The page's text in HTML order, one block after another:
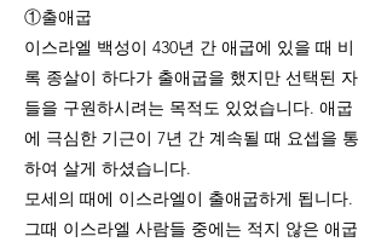
①출애굽
이스라엘 백성이 430년 간 애굽에 있을 때 비
록 종살이 하다가 출애굽을 했지만 선택된 자
들을 구원하시려는 목적도 있었습니다. 애굽
에 극심한 기근이 7년 간 계속될 때 요셉을 통
하여 살게 하셨습니다.
모세의 때에 이스라엘이 출애굽하게 됩니다.
그때 이스라엘 사람들 중에는 적지 않은 애굽